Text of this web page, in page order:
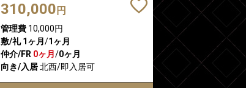
310,000 円
管理費10,000円
敷/礼 1ヶ月 /1ヶ月
仲介/FR 0ヶ月 /0ヶ月
向き/入居北西/即入居可